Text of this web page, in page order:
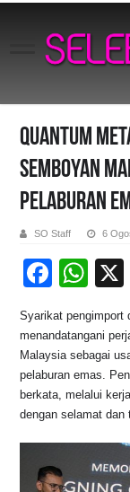
Quantum
Semboyan
pelaburan
SO Staff 6
F
c
e
b
o
o
k
W
at
s
A
p
p
Syarikat pengimport
menandatangani
Malaysia sebagai
pelaburan emas.
berkata, melalui
dengan selamat dan